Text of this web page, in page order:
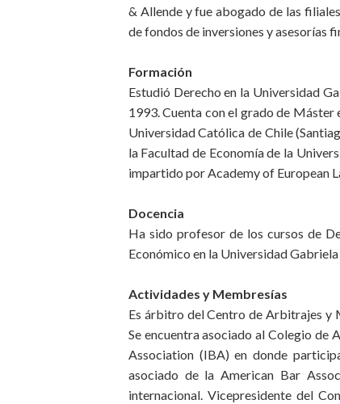
& Allende y fue abogado de las
de fondos de inversiones y asesorías
Formación
Estudió Derecho en la Universidad
1993. Cuenta con el grado de
Universidad Católica de Chile
la Facultad de Economía de la
impartido por Academy of European
Docencia
Ha sido profesor de los cursos de
Económico en la Universidad
Actividades y Membresías
Es árbitro del Centro de Arbitrajes y
Se encuentra asociado al Colegio
Association (IBA) en donde
asociado de la American Bar
internacional. Vicepresidente del